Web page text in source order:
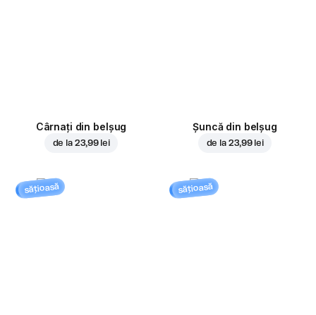
Cârnați din belșug
de la 23,99 lei
Șuncă din belșug
de la 23,99 lei
sățioasă sățioasă